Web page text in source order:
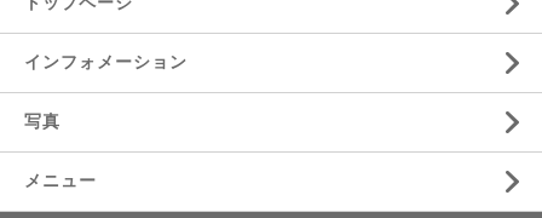
インフォメーション
写真
メニュー